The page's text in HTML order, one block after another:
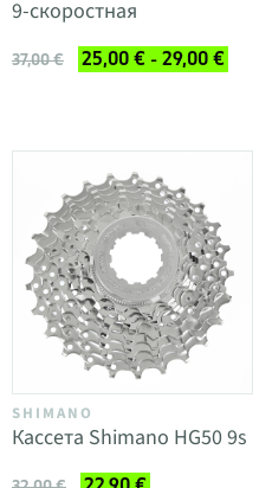
9-скоростная
37,00 € 25,00 € - 29,00 €
SHIMANO
Кассета Shimano HG50 9s